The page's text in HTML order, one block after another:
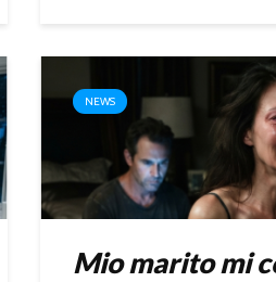
NEWS
Mio marito mi